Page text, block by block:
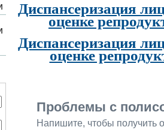
Диспансеризация
оценке
Диспансеризация
оценке
Проблемы с
Напишите, чтобы получить